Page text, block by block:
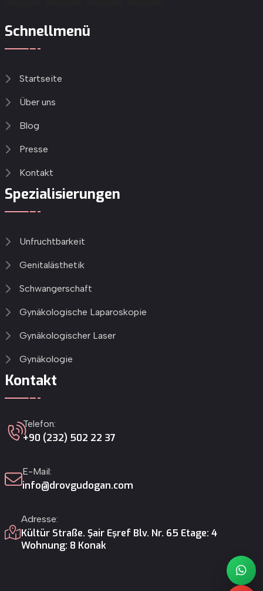
Schnellmenü
Startseite
Über uns
Blog
Presse
Kontakt
Spezialisierungen
Unfruchtbarkeit
Genitalästhetik
Schwangerschaft
Gynäkologische Laparoskopie
Gynäkologischer Laser
Gynäkologie
Kontakt
Telefon:
+90 (232) 502 22 37
E-Mail:
info@drovgudogan.com
Adresse:
Kültür Straße. Şair Eşref Blv. Nr. 65 Etage: 4
Wohnung: 8 Konak